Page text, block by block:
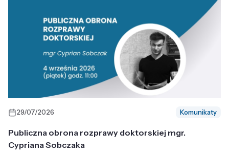
29/07/2026 Komunikaty
Publiczna obrona rozprawy doktorskiej mgr.
Cypriana Sobczaka